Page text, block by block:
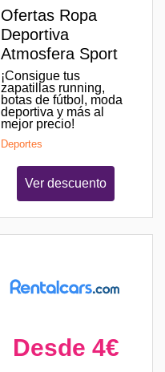
Ofertas Ropa
Deportiva
Atmosfera Sport
¡Consigue tus
zapatillas running,
botas de fútbol, moda
deportiva y más al
mejor precio!
Deportes
Ver descuento
Desde 4€